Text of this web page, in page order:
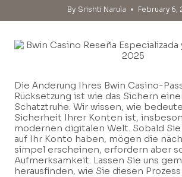
By Srishti Narula February 6,
Die Änderung Ihres Bwin Casino-
Rücksetzung ist wie das Sichern
Schatztruhe. Wir wissen, wie
Sicherheit Ihrer Konten ist,
modernen digitalen Welt. Sobald
auf Ihr Konto haben, mögen die
simpel erscheinen, erfordern aber
Aufmerksamkeit. Lassen Sie uns
herausfinden, wie Sie diesen